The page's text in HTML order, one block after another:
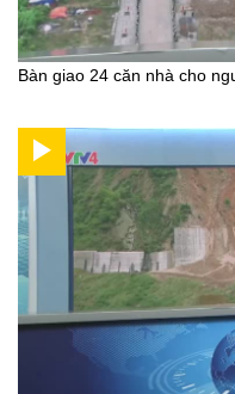
Bàn giao 24 căn nhà cho